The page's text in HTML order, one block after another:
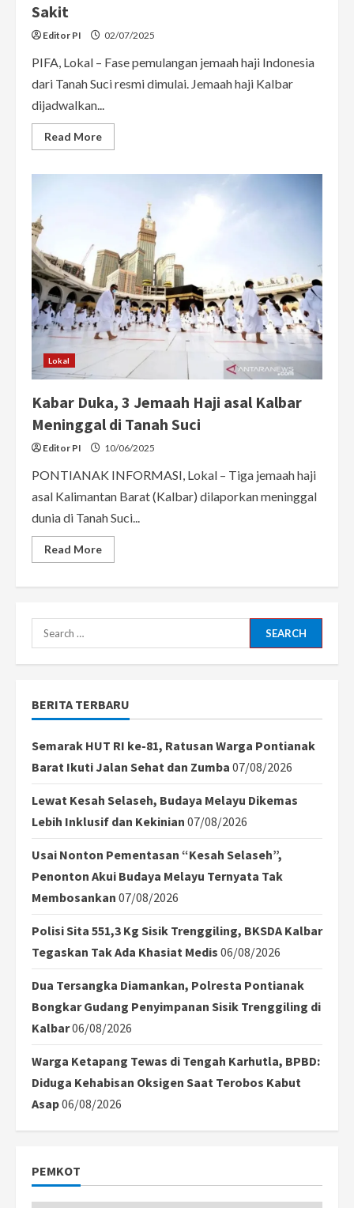
Sakit
Editor PI 02/07/2025
PIFA, Lokal – Fase pemulangan jemaah haji Indonesia
dari Tanah Suci resmi dimulai. Jemaah haji Kalbar
dijadwalkan...
Read MoreRead
more
Satu
Dipulangkan
Lebih
Awal
karena
Sakit
Lokal
Kabar Duka, 3 Jemaah Haji asal Kalbar
Meninggal di Tanah Suci
Editor PI 10/06/2025
PONTIANAK INFORMASI, Lokal – Tiga jemaah haji
asal Kalimantan Barat (Kalbar) dilaporkan meninggal
dunia di Tanah Suci...
Read MoreRead
more
Kalbar
Search
for:
BERITA TERBARU
Semarak HUT RI ke-81, Ratusan Warga Pontianak
Barat Ikuti Jalan Sehat dan Zumba 07/08/2026
Lewat Kesah Selaseh, Budaya Melayu Dikemas
Lebih Inklusif dan Kekinian 07/08/2026
Usai Nonton Pementasan “Kesah Selaseh”,
Penonton Akui Budaya Melayu Ternyata Tak
Membosankan 07/08/2026
Polisi Sita 551,3 Kg Sisik Trenggiling, BKSDA Kalbar
Tegaskan Tak Ada Khasiat Medis 06/08/2026
Dua Tersangka Diamankan, Polresta Pontianak
Bongkar Gudang Penyimpanan Sisik Trenggiling di
Kalbar06/08/2026
Warga Ketapang Tewas di Tengah Karhutla, BPBD:
Diduga Kehabisan Oksigen Saat Terobos Kabut
Asap06/08/2026
PEMKOT